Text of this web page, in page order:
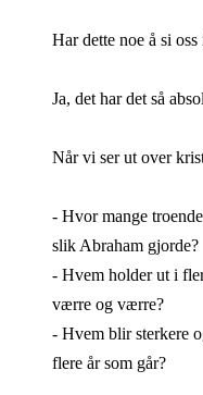
Har dette noe å si oss
Ja, det har det så
Når vi ser ut over
- Hvor mange
slik Abraham gjorde?
- Hvem holder ut i
værre og værre?
- Hvem blir sterkere
flere år som går?